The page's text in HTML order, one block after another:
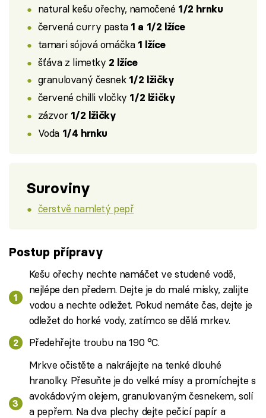
natural kešu ořechy, namočené 1/2 hrnku
červená curry pasta 1 a 1/2 lžíce
tamari sójová omáčka 1 lžíce
šťáva z limetky 2 lžíce
granulovaný česnek 1/2 lžičky
červené chilli vločky 1/2 lžičky
zázvor 1/2 lžičky
Voda 1/4 hrnku
Suroviny
čerstvě namletý pepř
Postup přípravy
Kešu ořechy nechte namáčet ve studené vodě,
nejlépe den předem. Dejte je do malé misky, zalijte
vodou a nechte odležet. Pokud nemáte čas, dejte je
odležet do horké vody, zatímco se dělá mrkev.
Předehřejte troubu na 190 °C.
Mrkve očistěte a nakrájejte na tenké dlouhé
hranolky. Přesuňte je do velké mísy a promíchejte s
avokádovým olejem, granulovaným česnekem, solí
a pepřem. Na dva plechy dejte pečicí papír a